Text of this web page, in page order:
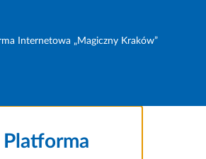
Internetowa „Magiczny Kraków”
Platforma